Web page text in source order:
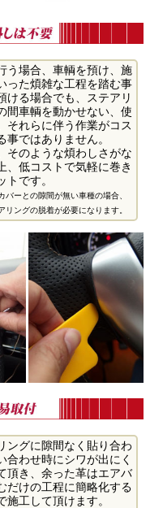
う場合、車輌を預け、施
った煩雑な工程を踏む事
ける場合でも、ステアリ
間車輌を動かせない、使
それらに伴う作業がコス
事ではありません。
そのような煩わしさがな
、低コストで気軽に巻き
です。
ーとの隙間が無い車種の場合、
ングの脱着が必要になります。
ングに隙間なく貼り合わ
わせ時にシワが出にく
頂き、余った革はエアバ
だけの工程に簡略化する
工して頂けます。